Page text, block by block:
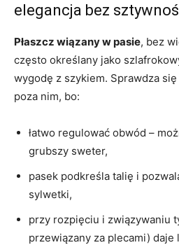
elegancja bez
Płaszcz wiązany w pasie, bez
często określany jako
wygodę z szykiem. Sprawdza
poza nim, bo:
łatwo regulować obwód –
grubszy sweter,
pasek podkreśla talię i
sylwetki,
przy rozpięciu i związywaniu
przewiązany za plecami) daje